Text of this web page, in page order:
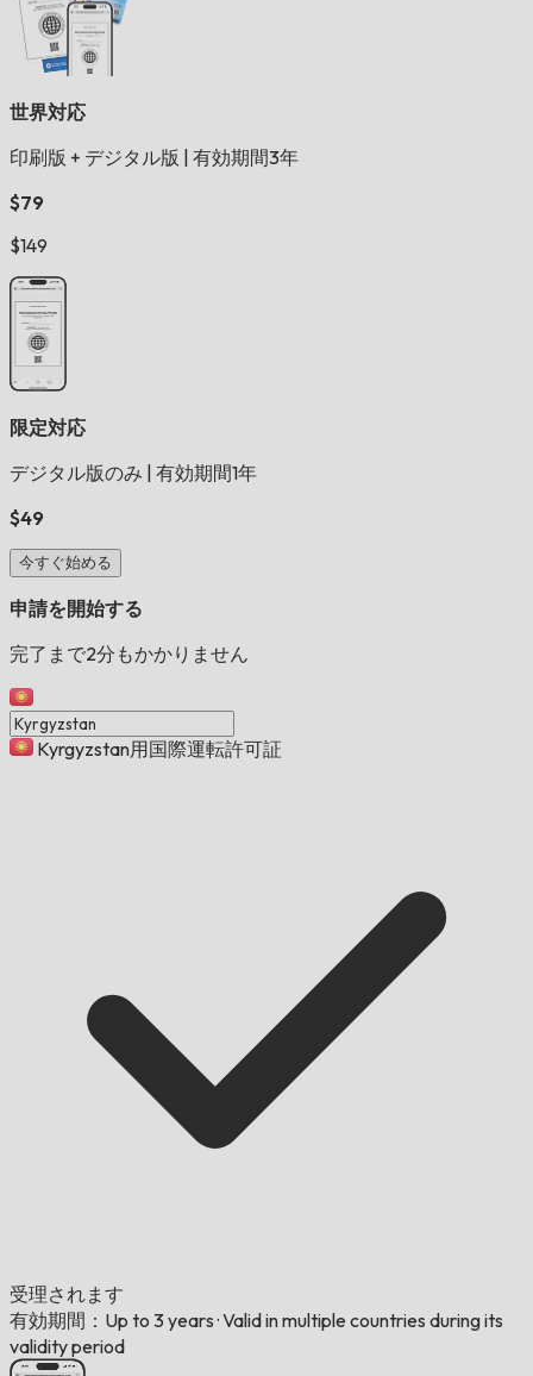
世界対応
印刷版 + デジタル版
有効期間3年
$79
$149
限定対応
デジタル版のみ 有効期間1年
$49
今すぐ始める
申請を開始する
完了まで2分もかかりません
Kyrgyzstan用国際運転許可証
受理されます
有効期間：Up to 3 years ·Valid in multiple countries during its
validity period